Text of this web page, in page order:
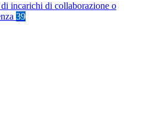
incarichi di collaborazione o
39